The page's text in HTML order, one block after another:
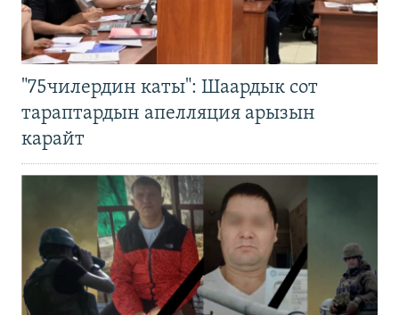
"75чилердин каты": Шаардык сот
тараптардын апелляция арызын
карайт